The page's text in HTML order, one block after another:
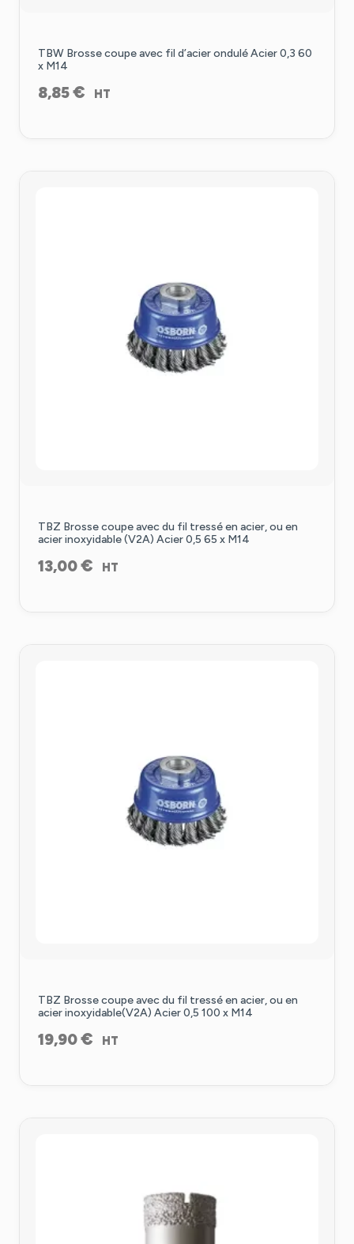
TBW Brosse coupe avec fil d’acier ondulé Acier 0,3 60
x M14
8,85€ HT
TBZ Brosse coupe avec du fil tressé en acier, ou en
acier inoxyidable (V2A) Acier 0,5 65 x M14
13,00€ HT
TBZ Brosse coupe avec du fil tressé en acier, ou en
acier inoxyidable(V2A) Acier 0,5 100 x M14
19,90€ HT